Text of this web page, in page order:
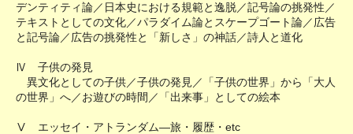
デンティティ論／日本史における規範と逸脱／記号論の挑発性／
テキストとしての文化／パラダイム論とスケープゴート論／広告
と記号論／広告の挑発性と「新しさ」の神話／詩人と道化
Ⅳ 子供の発見
異文化としての子供／子供の発見／「子供の世界」から「大人
の世界」へ／お遊びの時間／「出来事」としての絵本
Ⅴ エッセイ・アトランダム―旅・履歴・etc